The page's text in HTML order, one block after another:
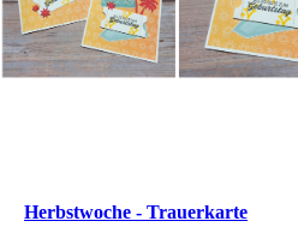
Herbstwoche - Trauerkarte